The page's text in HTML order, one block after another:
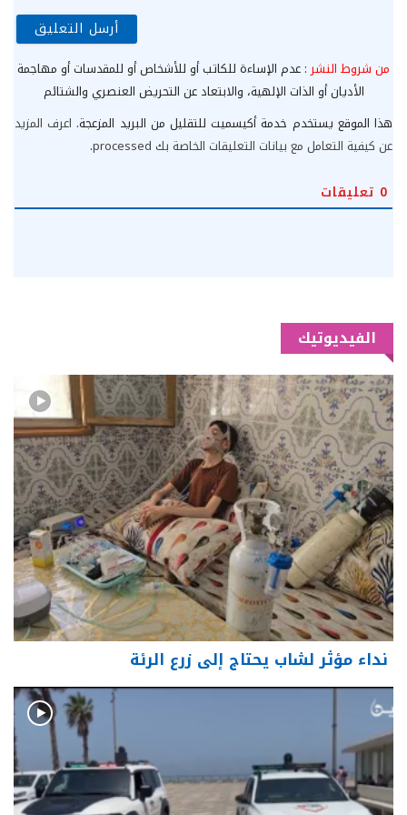
من شروط النشر : عدم الإساءة للكاتب أو للأشخاص أو للمقدسات أو مهاجمة
الأديان أو الذات الإلهية، والابتعاد عن التحريض العنصري والشتائم
هذا الموقع يستخدم خدمة أكيسميت للتقليل من البريد المزعجة. اعرف المزيد
عن كيفية التعامل مع بيانات التعليقات الخاصة بك processed
.
0 تعليقات
الفيديوتيك
نداء مؤثر لشاب يحتاج إلى زرع الرئة